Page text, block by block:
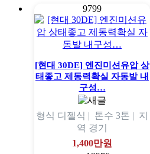
9799
[현대 30DE] 엔진미션유압 상
태좋고 제동력확실 자동발 내
구성…
형식 디젤식 | 톤수 3톤 | 지
역 경기
1,400만원